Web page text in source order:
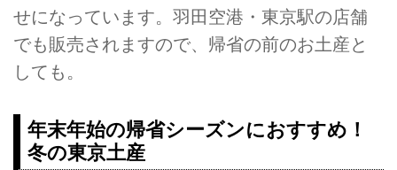
せになっています。羽田空港・東京駅の店舗
でも販売されますので、帰省の前のお土産と
しても。
年末年始の帰省シーズンにおすすめ！
冬の東京土産